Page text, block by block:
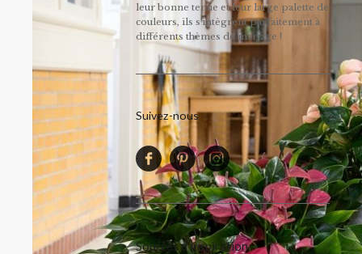
leur bonne tenue et leur large palette de
couleurs, ils s'intègrent parfaitement à
différents thèmes de mariage !
Suivez-nous
Sources d'inspiration